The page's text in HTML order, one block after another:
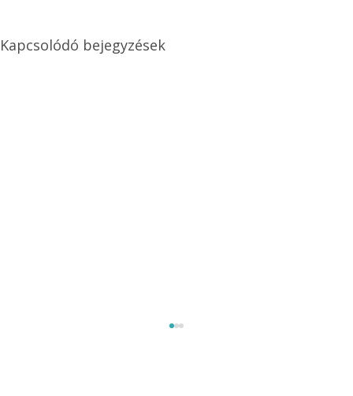
Kapcsolódó bejegyzések